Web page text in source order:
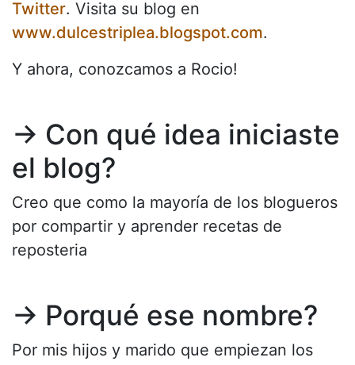
Twitter. Visita su blog en
www.dulcestriplea.blogspot.com.
Y ahora, conozcamos a Rocio!
→ Con qué idea iniciaste
el blog?
Creo que como la mayoría de los blogueros
por compartir y aprender recetas de
reposteria
→ Porqué ese nombre?
Por mis hijos y marido que empiezan los